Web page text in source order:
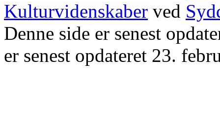
Kulturvidenskaber ved
Denne side er senest
er senest opdateret 23.